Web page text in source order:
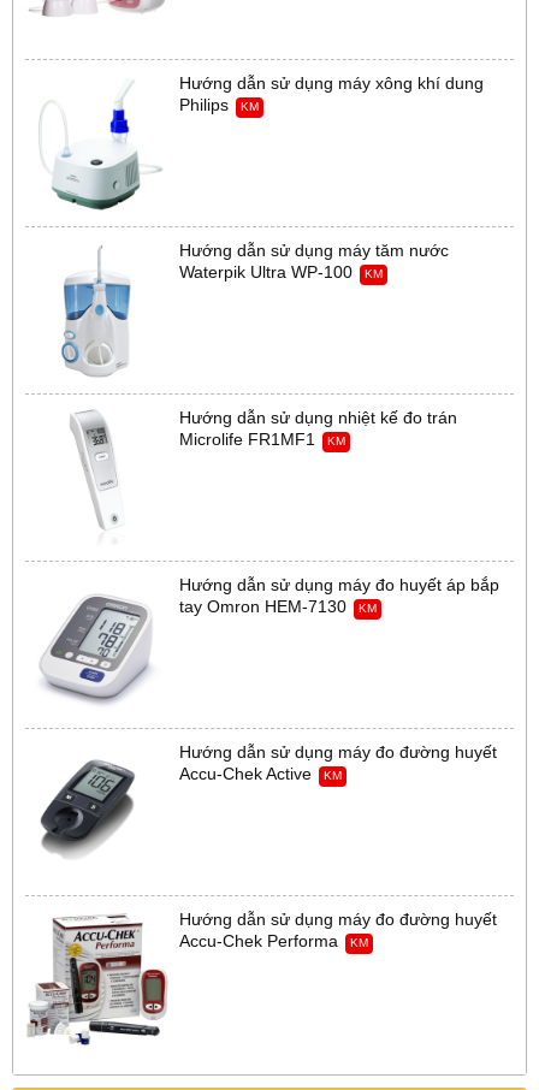
Hướng dẫn sử dụng máy xông khí dung
Philips
KM
Hướng dẫn sử dụng máy tăm nước
Waterpik Ultra WP-100
KM
Hướng dẫn sử dụng nhiệt kế đo trán
Microlife FR1MF1
KM
Hướng dẫn sử dụng máy đo huyết áp bắp
tay Omron HEM-7130
KM
Hướng dẫn sử dụng máy đo đường huyết
Accu-Chek Active
KM
Hướng dẫn sử dụng máy đo đường huyết
Accu-Chek Performa
KM